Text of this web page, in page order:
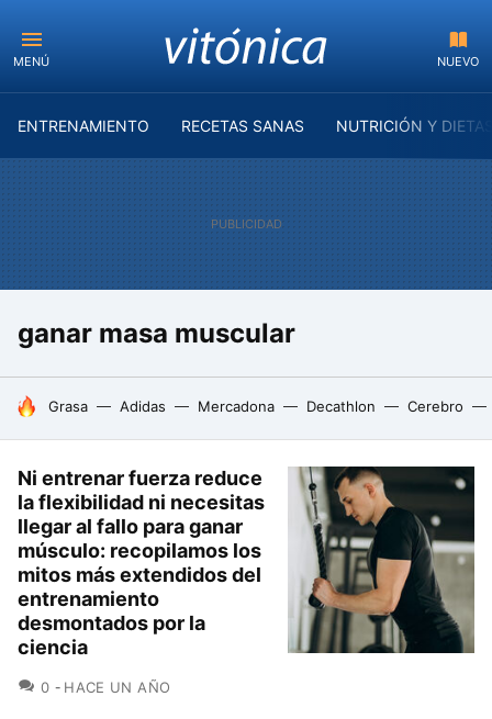
MENÚ NUEVO
ENTRENAMIENTO RECETAS SANAS NUTRICIÓN Y
ganar masa muscular
HOY SE HABLA DE
Grasa Adidas Mercadona Decathlon Cerebro
Ni entrenar fuerza reduce
la flexibilidad ni necesitas
llegar al fallo para ganar
músculo: recopilamos los
mitos más extendidos del
entrenamiento
desmontados por la
ciencia
0 COMENTARIOS
HACE UN AÑO